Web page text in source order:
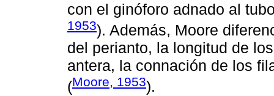
con el ginóforo adnado al
1953). Además, Moore
del perianto, la longitud de
antera, la connación de los
(Moore, 1953).